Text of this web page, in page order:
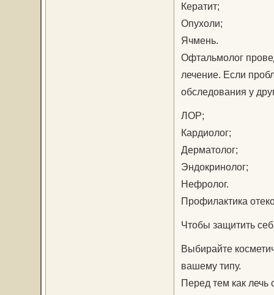
Кератит;
Опухоли;
Ячмень.
Офтальмолог
лечение. Если
обследования у
ЛОР;
Кардиолог;
Дерматолог;
Эндокринолог;
Нефролог.
Профилактика
Чтобы защитить
Выбирайте
вашему типу.
Перед тем как лечь